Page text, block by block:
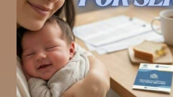
LOS
MEDIOS:
EL
PERIÓDICO
EL
DEBATE